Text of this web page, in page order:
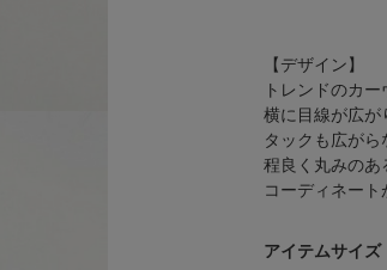
【デザイン】
トレンドのカ
横に目線が広が
タックも広がら
程良く丸みのあ
コーディネート
アイテムサイズ